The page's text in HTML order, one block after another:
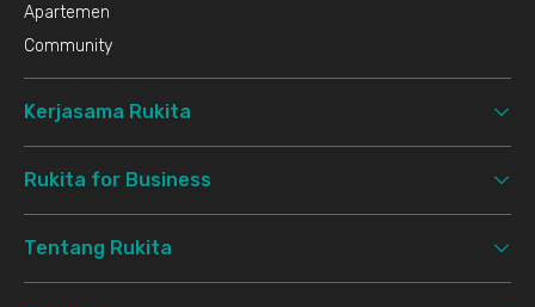
Apartemen
Community
Kerjasama Rukita
Rukita for Business
Tentang Rukita